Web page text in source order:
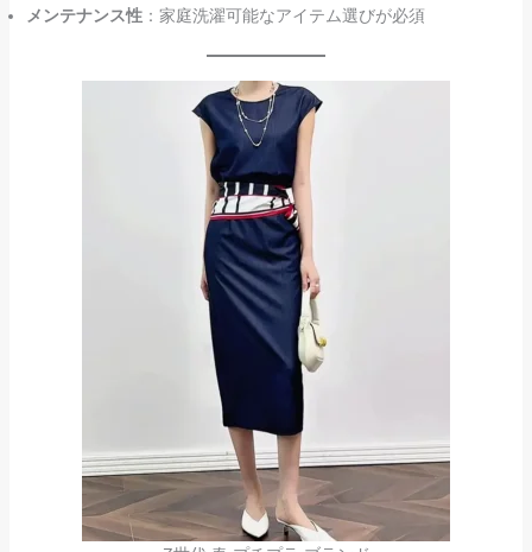
メンテナンス性：家庭洗濯可能なアイテム選びが必須